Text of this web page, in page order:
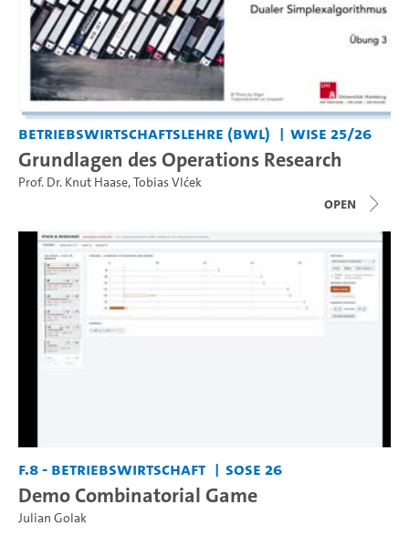
Betriebswirtschaftslehre (BWL) WiSe 25/26
Grundlagen des Operations Research
Prof. Dr. Knut Haase,Tobias Vlćek
open
F.8 - Betriebswirtschaft SoSe 26
Demo Combinatorial Game
Julian Golak